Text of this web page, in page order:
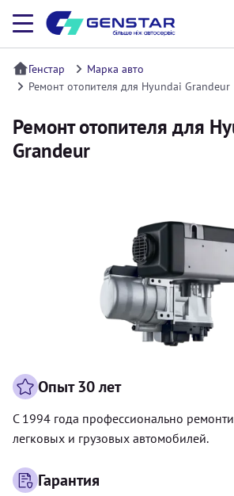
Генстар
Марка авто
Ремонт отопителя для Hyundai Grandeur
Ремонт отопителя для
Grandeur
Опыт 30 лет
С 1994 года профессионально
легковых и грузовых автомобилей.
Гарантия